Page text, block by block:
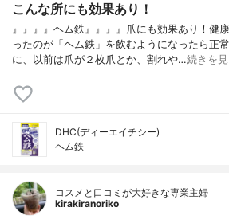
こんな所にも効果あり！
』』』』ヘム鉄』』』』爪にも効果あり！健
ったのが「ヘム鉄」を飲むようになったら正
に、以前は爪が２枚爪とか、割れや…続きを
DHC(ディーエイチシー)
ヘム鉄
コスメと口コミが大好きな専業主婦
kirakiranoriko